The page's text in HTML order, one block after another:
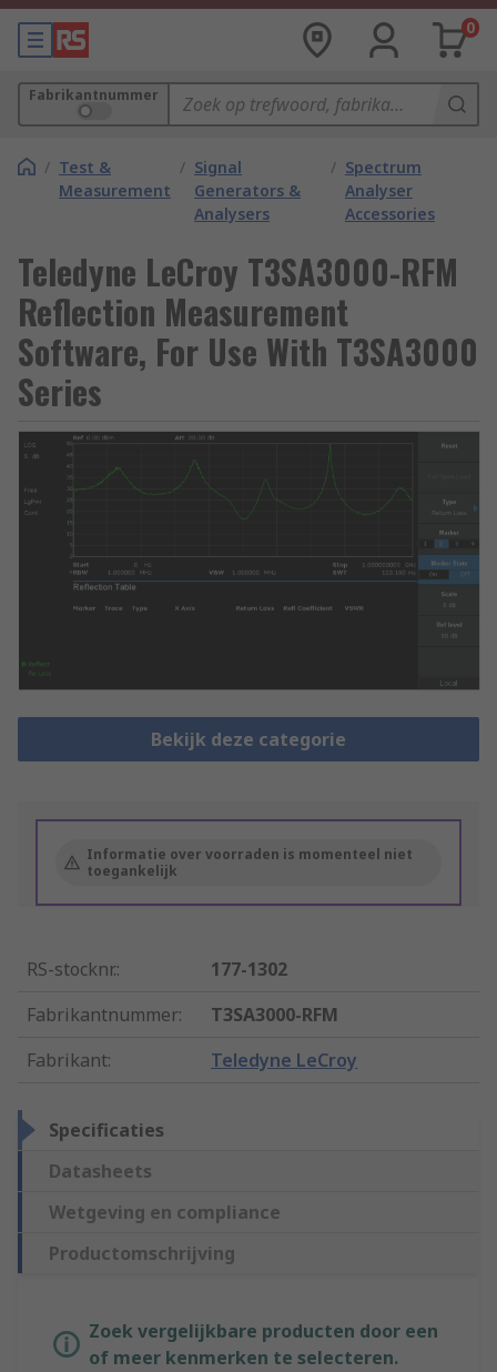
0
Fabrikantnummer
/ Test &
Measurement
/ Signal
Generators &
Analysers
/ Spectrum
Analyser
Accessories
Teledyne LeCroy T3SA3000-RFM
Reflection Measurement
Software, For Use With T3SA3000
Series
Bekijk deze categorie
Informatie over voorraden is momenteel niet
toegankelijk
RS-stocknr.:
177-1302
Fabrikantnummer:
T3SA3000-RFM
Fabrikant: Teledyne LeCroy
Specificaties
Datasheets
Wetgeving en compliance
Productomschrijving
Zoek vergelijkbare producten door een
of meer kenmerken te selecteren.